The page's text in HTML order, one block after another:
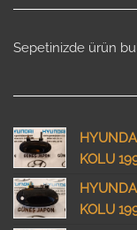
Sepetinizde ürün
KOLU
KOLU